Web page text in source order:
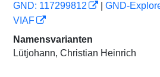
GND: 117299812
GND-
VIAF
Namensvarianten
Lütjohann, Christian Heinrich